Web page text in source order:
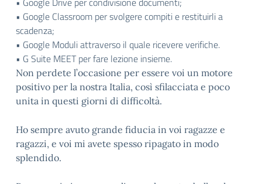
• Google Classroom per svolgere compiti e restituirli a
scadenza;
• Google Moduli attraverso il quale ricevere verifiche.
• G Suite MEET per fare lezione insieme.
Non perdete l’occasione per essere voi un motore
positivo per la nostra Italia, così sfilacciata e poco
unita in questi giorni di difficoltà.
​Ho sempre avuto grande fiducia in voi ragazze e
ragazzi, e voi mi avete spesso ripagato in modo
splendido.